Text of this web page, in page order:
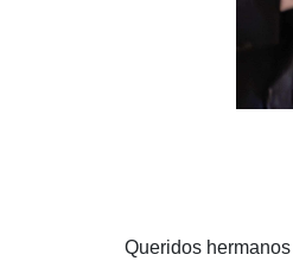
Queridos